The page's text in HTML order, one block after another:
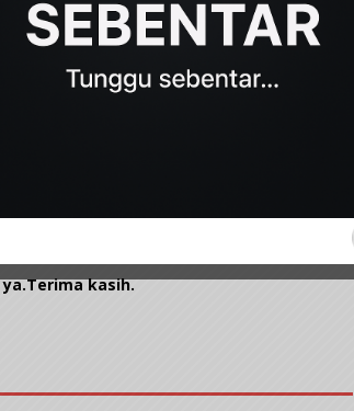
menonton filem lvcah terlebih dahulu.
Wisda. Dan ini dilakukannya tiga kali
kum4n di dalam rahim.
advan di balai polis.
penj@ra empat tahun kerana melakukan
kasih.